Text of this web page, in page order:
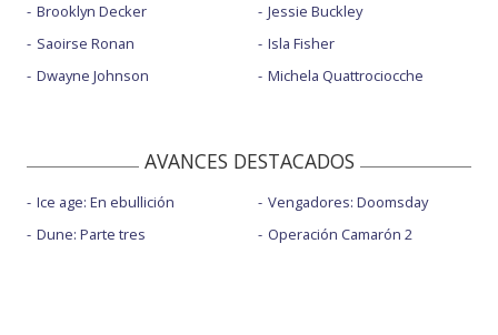
Brooklyn Decker
Saoirse Ronan
Dwayne Johnson
Jessie Buckley
Isla Fisher
Michela Quattrociocche
AVANCES DESTACADOS
Ice age: En ebullición
Dune: Parte tres
Vengadores: Doomsday
Operación Camarón 2